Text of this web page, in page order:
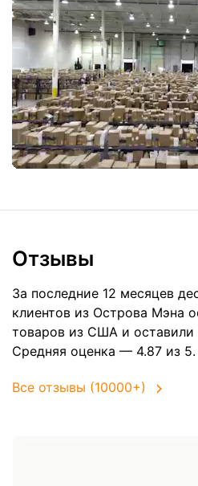
Отзывы
За последние 12 месяцев
клиентов из Острова Мэна
товаров из США и оставили
Средняя оценка — 4.87 из 5.
Все отзывы (10000+)